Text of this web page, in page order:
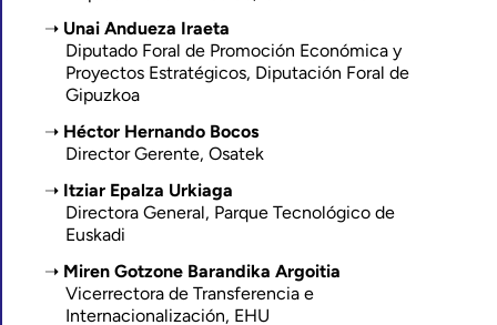
Unai Andueza Iraeta
Diputado Foral de Promoción Económica y
Proyectos Estratégicos, Diputación Foral de
Gipuzkoa
Héctor Hernando Bocos
Director Gerente, Osatek
Itziar Epalza Urkiaga
Directora General, Parque Tecnológico de
Euskadi
Miren Gotzone Barandika Argoitia
Vicerrectora de Transferencia e
Internacionalización, EHU